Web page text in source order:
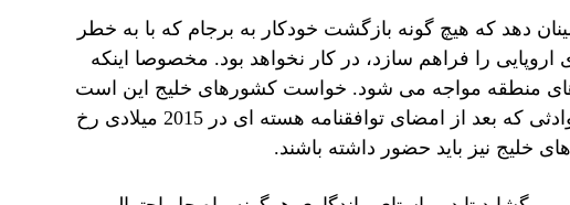
دهد که هیچ گونه بازگشت خودکار به برجام که با به خطر
را فراهم سازد، در کار نخواهد بود. مخصوصا اینکه
منطقه مواجه می شود. خواست کشورهای خلیج این است
که برای تضمین امنیت و ثبات منطقه و عدم تکرار حوادثی که بعد از امضای توافقنامه هسته ای در 2015 میلادی رخ
خلیج نیز باید حضور داشته باشند.